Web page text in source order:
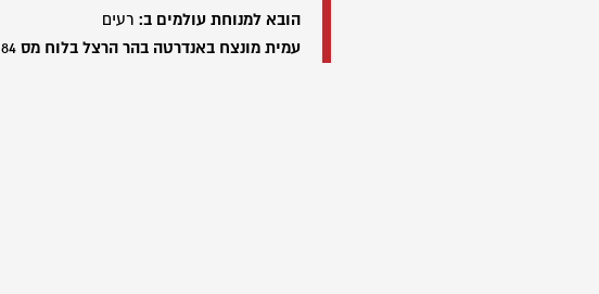
הובא למנוחת עולמים ב: רעים
עמית מונצח באנדרטה בהר הרצל בלוח מס 84